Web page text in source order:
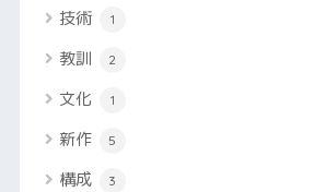
技術 1
教訓 2
文化 1
新作 5
構成 3